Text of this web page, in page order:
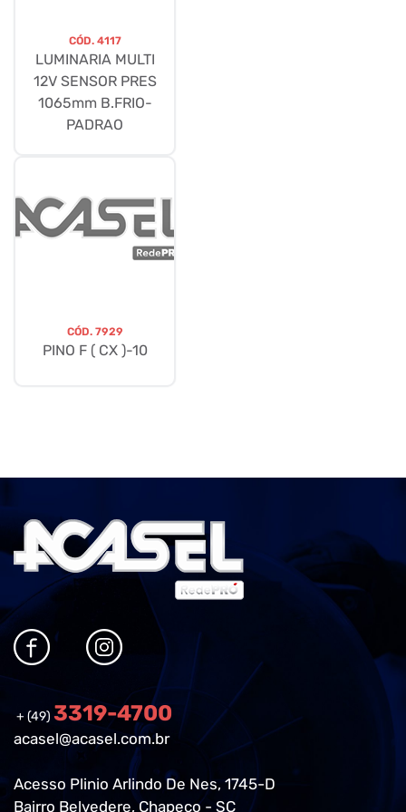
CÓD. 4117
LUMINARIA MULTI
12V SENSOR PRES
1065mm B.FRIO-
PADRAO
CÓD. 7929
PINO F ( CX )-10
+ (49) 3319-4700
acasel@acasel.com.br
Acesso Plinio Arlindo De Nes, 1745-D
Bairro Belvedere, Chapeco - SC